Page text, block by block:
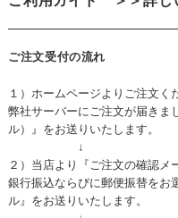
ご注文受付の流れ
１）ホームページよりご注文く
弊社サーバーにご注文が届きま
ル）』をお送りいたします。
↓
２）当店より『ご注文の確認メ
銀行振込ならびに郵便振替をお
ル』をお送りいたします。